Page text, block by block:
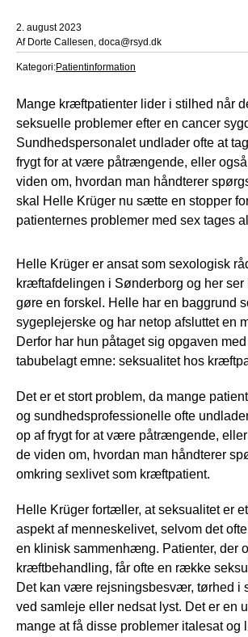
2. august 2023
Af Dorte Callesen, doca@rsyd.dk
Kategori:Patientinformation
Mange kræftpatienter lider i stilhed når
seksuelle problemer efter en cancer
Sundhedspersonalet undlader ofte at
frygt for at være påtrængende, eller
viden om, hvordan man håndterer
skal Helle Krüger nu sætte en stopper
patienternes problemer med sex tages
Helle Krüger er ansat som sexologisk
kræftafdelingen i Sønderborg og her ser
gøre en forskel. Helle har en baggrund
sygeplejerske og har netop afsluttet en
Derfor har hun påtaget sig opgaven
tabubelagt emne: seksualitet hos
Det er et stort problem, da mange
og sundhedsprofessionelle ofte
op af frygt for at være påtrængende,
de viden om, hvordan man håndterer
omkring sexlivet som kræftpatient.
Helle Krüger fortæller, at seksualitet er
aspekt af menneskelivet, selvom det
en klinisk sammenhæng. Patienter, der
kræftbehandling, får ofte en række
Det kan være rejsningsbesvær, tørhed i
ved samleje eller nedsat lyst. Det er en
mange at få disse problemer italesat og